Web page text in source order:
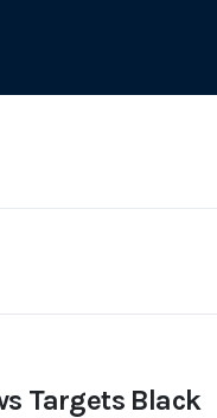
Targets Black